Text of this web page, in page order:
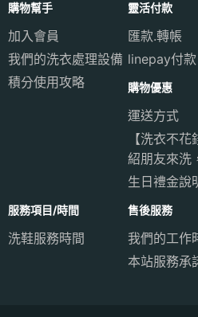
購物幫手
加入會員
我們的洗衣處理設備
積分使用攻略
靈活付款
匯款.轉帳
linepay付款
購物優惠
運送方式
【洗衣不
紹朋友來洗
生日禮金說
服務項目/時間
洗鞋服務時間
售後服務
我們的工作
本站服務承